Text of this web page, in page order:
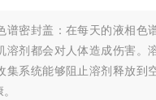
谱密封盖：在每天的液相色
溶剂都会对人体造成伤害。
集系统能够阻止溶剂释放到